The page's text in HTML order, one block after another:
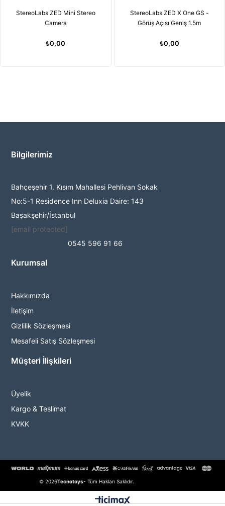
StereoLabs ZED Mini Stereo
Camera
₺0,00
StereoLabs ZED X One GS -
Görüş Açısı Geniş 1.5m
₺0,00
Bilgilerimiz
Bahçeşehir 1. Kısım Mahallesi Pehlivan Sokak
No:5-1 Residence Inn Deluxia Daire: 143
Başakşehir/İstanbul
[email protected]
0545 596 91 66
Kurumsal
Hakkımızda
İletişim
Gizlilik Sözleşmesi
Mesafeli Satış Sözleşmesi
Müşteri İlişkileri
Üyelik
Kargo & Teslimat
KVKK
© 2026Tecnotoys- Tüm Hakları Saklıdır.